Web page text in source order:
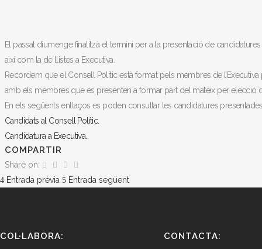
El passat diumenge finalitzà el termini per a la presentació de
així com la de llistes a Executiva.
Recordem que el Consell Polític està format pels membres de
amb els membres que es presenten a formar part del mateix per elecció
En els següents enllaços es poden consultar les candidatures
Candidats al Consell Polític.
Candidatura a Executiva.
COMPARTIR
Share on:
Entrada prèvia
Entrada següent
COL·LABORA: CONTACTA: